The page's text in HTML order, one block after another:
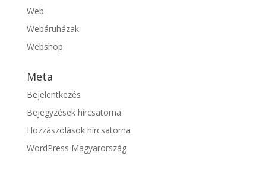
Web
Webáruházak
Webshop
Meta
Bejelentkezés
Bejegyzések hírcsatorna
Hozzászólások hírcsatorna
WordPress Magyarország